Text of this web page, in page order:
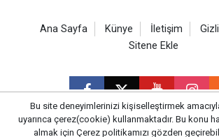
Ana Sayfa Künye İletişim
Sitene Ekle
Bu site deneyimlerinizi kişiselleştirmek
uyarınca çerez(cookie) kullanmaktadır. Bu konu
almak için Çerez politikamızı gözden